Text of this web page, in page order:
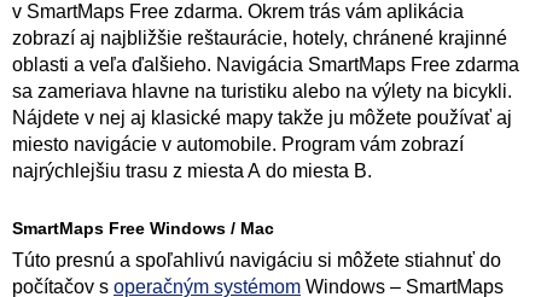
v SmartMaps Free zdarma. Okrem trás vám aplikácia
zobrazí aj najbližšie reštaurácie, hotely, chránené krajinné
oblasti a veľa ďalšieho. Navigácia SmartMaps Free zdarma
sa zameriava hlavne na turistiku alebo na výlety na bicykli.
Nájdete v nej aj klasické mapy takže ju môžete používať aj
miesto navigácie v automobile. Program vám zobrazí
najrýchlejšiu trasu z miesta A do miesta B.
SmartMaps Free Windows / Mac
Túto presnú a spoľahlivú navigáciu si môžete stiahnuť do
počítačov s operačným systémom Windows – SmartMaps